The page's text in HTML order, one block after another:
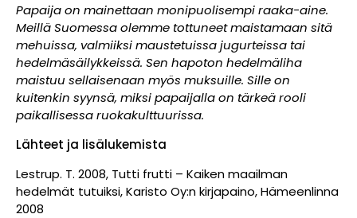
Papaija on mainettaan monipuolisempi raaka-aine.
Meillä Suomessa olemme tottuneet maistamaan sitä
mehuissa, valmiiksi maustetuissa jugurteissa tai
hedelmäsäilykkeissä. Sen hapoton hedelmäliha
maistuu sellaisenaan myös muksuille. Sille on
kuitenkin syynsä, miksi papaijalla on tärkeä rooli
paikallisessa ruokakulttuurissa.
Lähteet ja lisälukemista
Lestrup. T. 2008, Tutti frutti – Kaiken maailman
hedelmät tutuiksi, Karisto Oy:n kirjapaino, Hämeenlinna
2008